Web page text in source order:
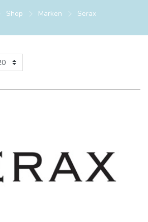
Shop Marken Serax